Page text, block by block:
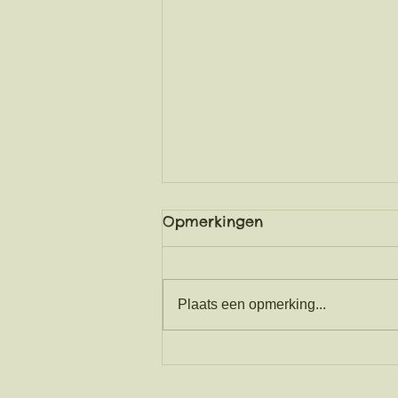
Spaanse feesten
Opmerkingen
Plaats een opmerking...